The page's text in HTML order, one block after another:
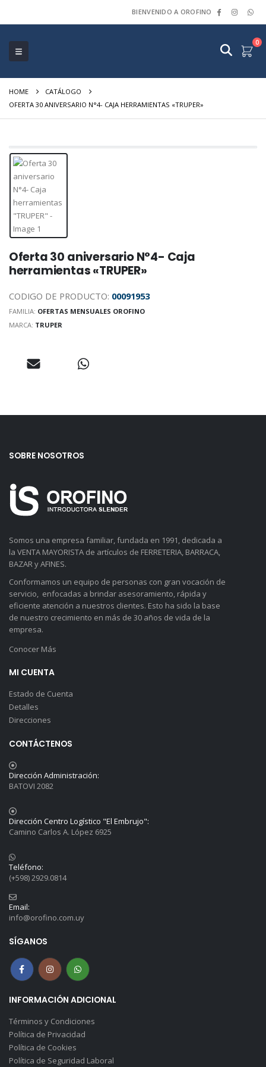
BIENVENIDO A OROFINO
0
HOME
CATÁLOGO
OFERTA 30 ANIVERSARIO N°4- CAJA HERRAMIENTAS «TRUPER»
Oferta 30 aniversario N°4- Caja
herramientas «TRUPER»
CODIGO DE PRODUCTO: 00091953
FAMILIA: OFERTAS MENSUALES OROFINO
MARCA: TRUPER
SOBRE NOSOTROS
Somos una empresa familiar, fundada en 1991, dedicada a
la VENTA MAYORISTA de artículos de FERRETERIA, BARRACA,
BAZAR y AFINES.
Conformamos un equipo de personas con gran vocación de
servicio, enfocadas a brindar asesoramiento, rápida y
eficiente atención a nuestros clientes. Esto ha sido la base
de nuestro crecimiento en más de 30 años de vida de la
empresa.
Conocer Más
MI CUENTA
Estado de Cuenta
Detalles
Direcciones
CONTÁCTENOS
Dirección Administración:
BATOVI 2082
Dirección Centro Logístico "El Embrujo":
Camino Carlos A. López 6925
Teléfono:
(+598) 2929.0814
Email:
info@orofino.com.uy
SÍGANOS
INFORMACIÓN ADICIONAL
Términos y Condiciones
Política de Privacidad
Política de Cookies
Política de Seguridad Laboral